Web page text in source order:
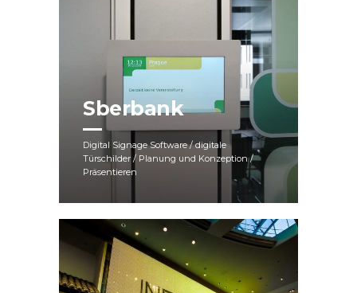
Sberbank
Digital Signage Software / digitale
Türschilder / Planung und Konzeption /
Präsentieren